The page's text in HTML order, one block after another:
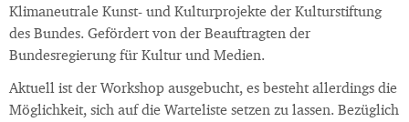
Klimaneutrale Kunst- und Kulturprojekte der Kulturstiftung
des Bundes. Gefördert von der Beauftragten der
Bundesregierung für Kultur und Medien.
Aktuell ist der Workshop ausgebucht, es besteht allerdings die
Möglichkeit, sich auf die Warteliste setzen zu lassen. Bezüglich